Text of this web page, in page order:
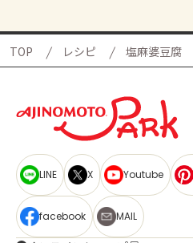
TOP レシピ 塩麻婆豆腐
LINE X Youtube
facebook MAIL